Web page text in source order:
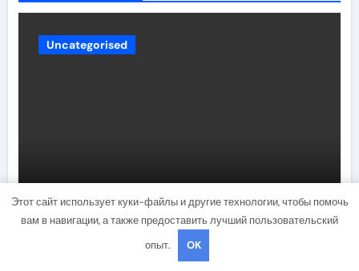
Uncategorised
Виды удобрений, способы и
правила их внесения, польза и
вред применения
Мар 27, 2022
Этот сайт использует куки-файлы и другие технологии, чтобы помочь
вам в навигации, а также предоставить лучший пользовательский
опыт.
OK